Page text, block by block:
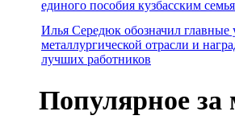
единого пособия кузбасским
Илья Середюк обозначил главные
металлургической отрасли и
лучших работников
Популярное за